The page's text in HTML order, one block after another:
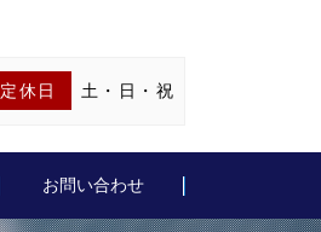
定休日 土・日・祝
お問い合わせ